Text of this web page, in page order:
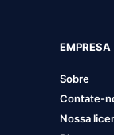
EMPRESA
Sobre
Contate-
Nossa